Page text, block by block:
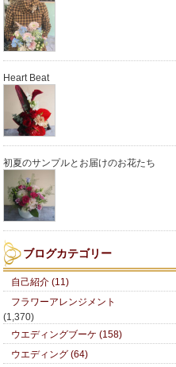
Heart Beat
初夏のサンプルとお届けのお花たち
ブログカテゴリー
自己紹介 (11)
フラワーアレンジメント
(1,370)
ウエディングブーケ (158)
ウエディング (64)